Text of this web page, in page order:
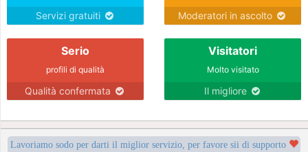
Servizi gratuiti Moderatori in ascolto
Serio
profili di qualità
Qualità confermata
Visitatori
Molto visitato
Il migliore
Lavoriamo sodo per darti il miglior servizio, per favore sii di supporto